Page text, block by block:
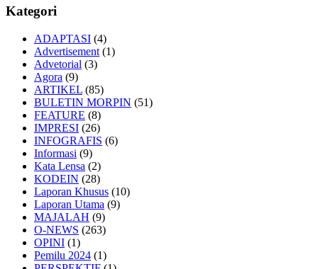
Kategori
ADAPTASI (4)
Advertisement (1)
Advetorial (3)
Agora (9)
ARTIKEL (85)
BULETIN MORPIN (51)
FEATURE (8)
IMPRESI (26)
INFOGRAFIS (6)
Informasi (9)
Kata Lensa (2)
KODEIN (28)
Laporan Khusus (10)
Laporan Utama (9)
MAJALAH (9)
O-NEWS (263)
OPINI (1)
Pemilu 2024 (1)